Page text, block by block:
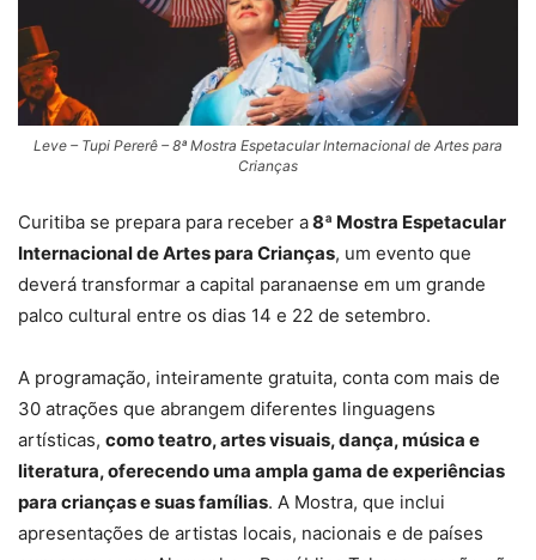
Leve – Tupi Pererê – 8ª Mostra Espetacular Internacional de Artes para
Crianças
Curitiba se prepara para receber a8ª Mostra Espetacular
Internacional de Artes para Crianças, um evento que
deverá transformar a capital paranaense em um grande
palco cultural entre os dias 14 e 22 de setembro.
A programação, inteiramente gratuita, conta com mais de
30 atrações que abrangem diferentes linguagens
artísticas, como teatro, artes visuais, dança, música e
literatura, oferecendo uma ampla gama de experiências
para crianças e suas famílias. A Mostra, que inclui
apresentações de artistas locais, nacionais e de países